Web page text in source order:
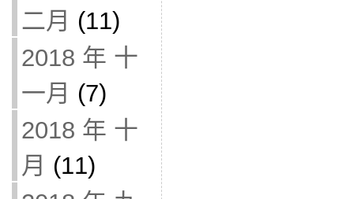
二月 (11)
2018 年 十
一月 (7)
2018 年 十
月 (11)